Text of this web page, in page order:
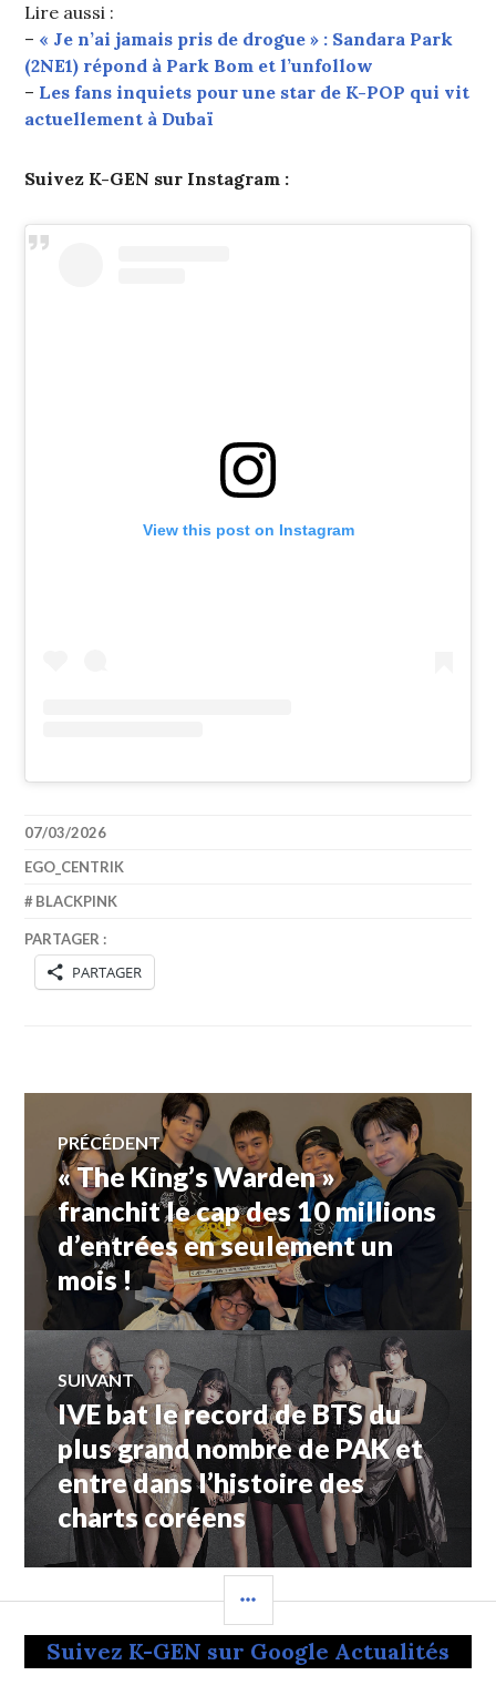
Lire aussi :
– « Je n’ai jamais pris de drogue » : Sandara Park
(2NE1) répond à Park Bom et l’unfollow
– Les fans inquiets pour une star de K-POP qui vit
actuellement à Dubaï
Suivez K-GEN sur Instagram :
View this post on Instagram
07/03/2026
EGO_CENTRIK
BLACKPINK
PARTAGER :
PARTAGER
Navigation
de
l’article
PRÉCÉDENT
Article
précédent :
« The King’s Warden »
franchit le cap des 10 millions
d’entrées en seulement un
mois !
SUIVANT
Article
Suivant:
IVE bat le record de BTS du
plus grand nombre de PAK et
entre dans l’histoire des
charts coréens
LATÉRALE
Suivez K-GEN sur Google Actualités